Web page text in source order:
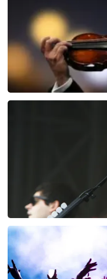
BESTEL NU
BESTEL NU